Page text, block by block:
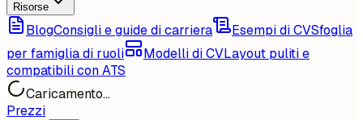
Risorse
BlogConsigli e guide di carriera Esempi di CVSfoglia
per famiglia di ruoli
Modelli di CVLayout puliti e
compatibili con ATS
Caricamento...
Prezzi